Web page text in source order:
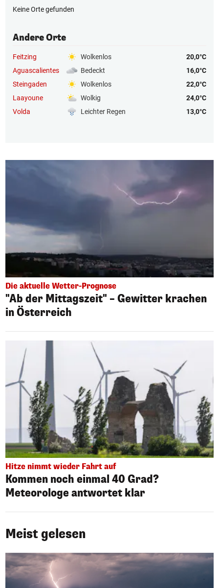
Keine Orte gefunden
Andere Orte
Feitzing Wolkenlos
20,0°C
Aguascalientes
Bedeckt
16,0°C
Steingaden
Wolkenlos
22,0°C
Laayoune
Wolkig
24,0°C
Volda
Leichter Regen 13,0°C
Die aktuelle Wetter-Prognose
"Ab der Mittagszeit" – Gewitter krachen
in Österreich
Hitze nimmt wieder Fahrt auf
Kommen noch einmal 40 Grad?
Meteorologe antwortet klar
Meist gelesen